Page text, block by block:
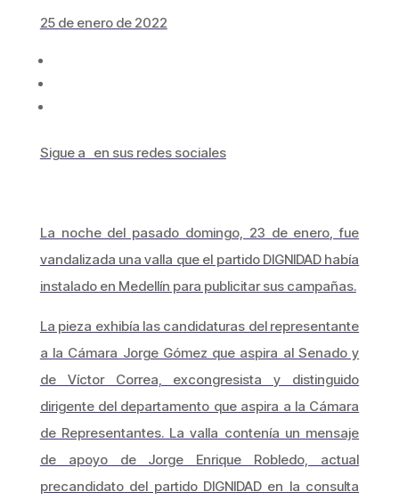
25 de enero de 2022
Sigue a en sus redes sociales
La noche del pasado domingo, 23 de enero, fue
vandalizada una valla que el partido DIGNIDAD había
instalado en Medellín para publicitar sus campañas.
La pieza exhibía las candidaturas del representante
a la Cámara Jorge Gómez que aspira al Senado y
de Víctor Correa, excongresista y distinguido
dirigente del departamento que aspira a la Cámara
de Representantes. La valla contenía un mensaje
de apoyo de Jorge Enrique Robledo, actual
precandidato del partido DIGNIDAD en la consulta